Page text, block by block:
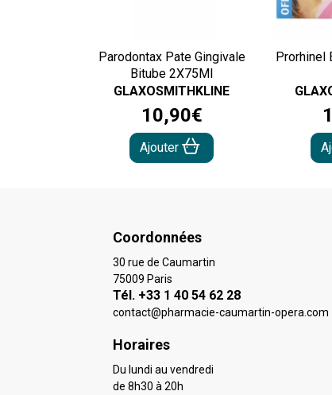
Parodontax Pate Gingivale
Bitube 2X75Ml
GLAXOSMITHKLINE
10,90€
Ajouter
Prorhinel
Coordonnées
30 rue de Caumartin
75009 Paris
Tél. +33 1 40 54 62 28
contact@pharmacie-caumartin-opera.com
Horaires
Du lundi au vendredi
de 8h30 à 20h